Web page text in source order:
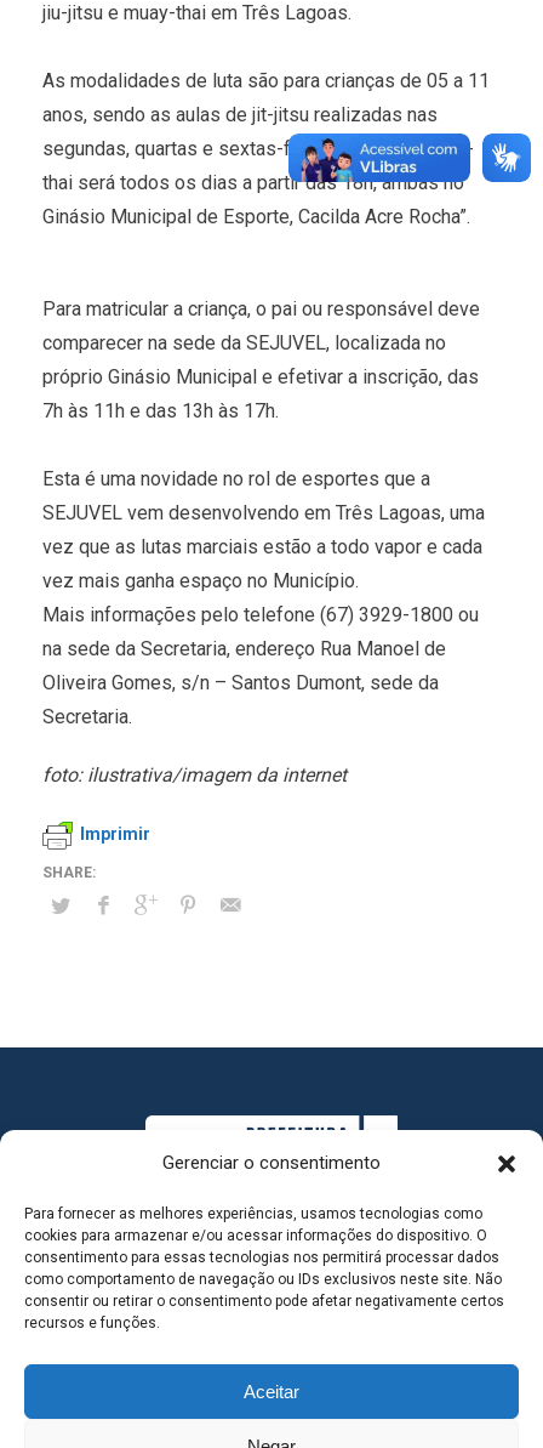
Gerenciar o consentimento
Para fornecer as melhores experiências, usamos tecnologias como
cookies para armazenar e/ou acessar informações do dispositivo. O
consentimento para essas tecnologias nos permitirá processar dados
como comportamento de navegação ou IDs exclusivos neste site. Não
consentir ou retirar o consentimento pode afetar negativamente certos
recursos e funções.
Aceitar
jiu-jitsu e muay-thai em Três Lagoas.
As modalidades de luta são para crianças de 05 a 11
anos, sendo as aulas de jit-jitsu realizadas nas
segundas, quartas e sextas-feiras às 19h. O muay-
thai será todos os dias a partir das 18h, ambas no
Ginásio Municipal de Esporte, Cacilda Acre Rocha”.
Para matricular a criança, o pai ou responsável deve
comparecer na sede da SEJUVEL, localizada no
próprio Ginásio Municipal e efetivar a inscrição, das
7h às 11h e das 13h às 17h.
Esta é uma novidade no rol de esportes que a
SEJUVEL vem desenvolvendo em Três Lagoas, uma
vez que as lutas marciais estão a todo vapor e cada
vez mais ganha espaço no Município.
Mais informações pelo telefone (67) 3929-1800 ou
na sede da Secretaria, endereço Rua Manoel de
Oliveira Gomes, s/n – Santos Dumont, sede da
Secretaria.
foto: ilustrativa/imagem da internet
Imprimir
MAPA DO SITE